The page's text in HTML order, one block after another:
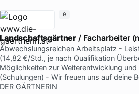
Landschaftsgärtner / Facharbeiter
Abwechslungsreichen Arbeitsplatz -
(14,82 €/Std., je nach Qualifikation
Möglichkeiten zur Weiterentwicklung und
(Schulungen) - Wir freuen uns auf deine
DER GÄRTNERIN
9